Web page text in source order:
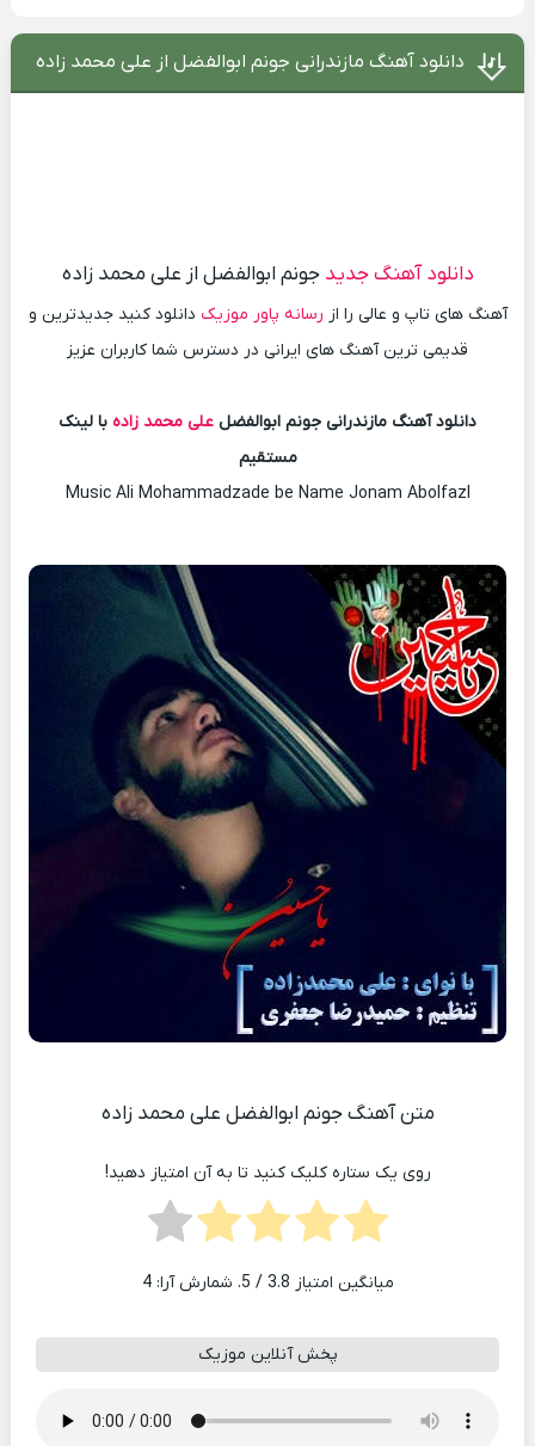
دانلود آهنگ مازندرانی جونم ابوالفضل از علی محمد زاده
دانلود آهنگ جدید جونم ابوالفضل از علی محمد زاده
آهنگ های تاپ و عالی را از رسانه پاور موزیک دانلود کنید جدیدترین و
قدیمی ترین آهنگ های ایرانی در دسترس شما کاربران عزیز
دانلود آهنگ مازندرانی جونم ابوالفضل علی محمد زاده با لینک
مستقیم
Music Ali Mohammadzade be Name Jonam Abolfazl
متن آهنگ جونم ابوالفضل علی محمد زاده
روی یک ستاره کلیک کنید تا به آن امتیاز دهید!
میانگین امتیاز 3.8 / 5. شمارش آرا: 4
پخش آنلاین موزیک